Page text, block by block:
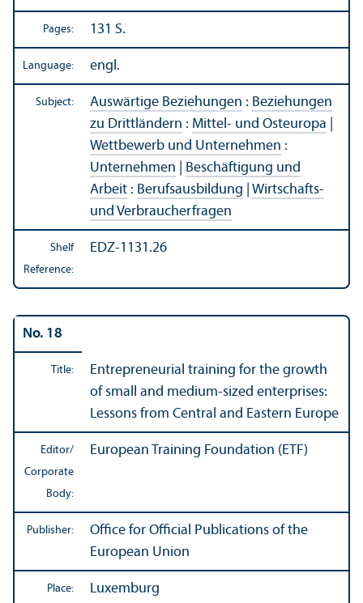
Pages: 131 S.
Language: engl.
Subject: Auswärtige Beziehungen : Beziehungen
zu Drittländern : Mittel- und Osteuropa
Wettbewerb und Unternehmen :
Unternehmen
Beschäftigung und
Arbeit : Berufsausbildung
Wirtschafts-
und Verbraucherfragen
Shelf
Reference:
EDZ-1131.26
No. 18
Title:
Entrepreneurial training for the growth
of small and medium-sized enterprises:
Lessons from Central and Eastern Europe
Editor/
Corporate
Body:
European Training Foundation (ETF)
Publisher:
Office for Official Publications of the
European Union
Place: Luxemburg